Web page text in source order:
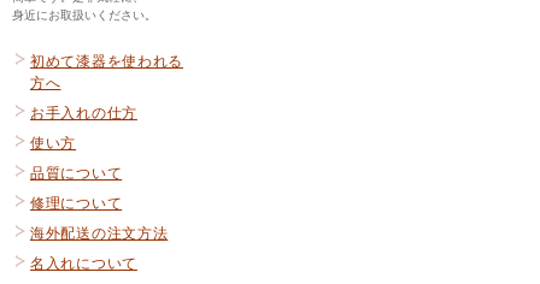
身近にお取扱いください。
初めて漆器を使われる
方へ
お手入れの仕方
使い方
品質について
修理について
海外配送の注文方法
名入れについて